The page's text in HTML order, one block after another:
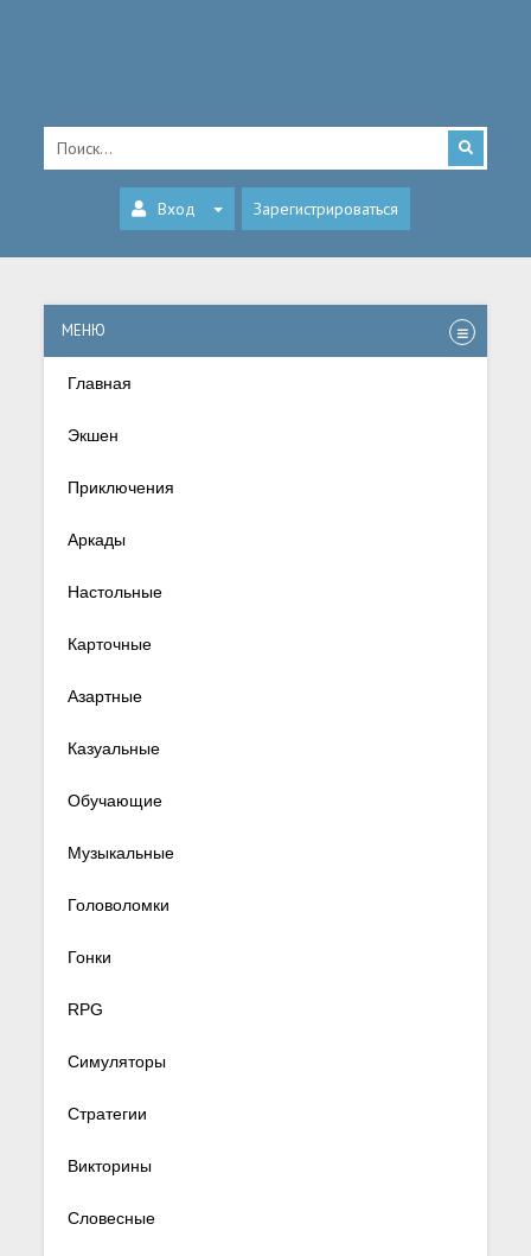
Вход Зарегистрироваться
МЕНЮ
Главная
Экшен
Приключения
Аркады
Настольные
Карточные
Азартные
Казуальные
Обучающие
Музыкальные
Головоломки
Гонки
RPG
Симуляторы
Стратегии
Викторины
Словесные